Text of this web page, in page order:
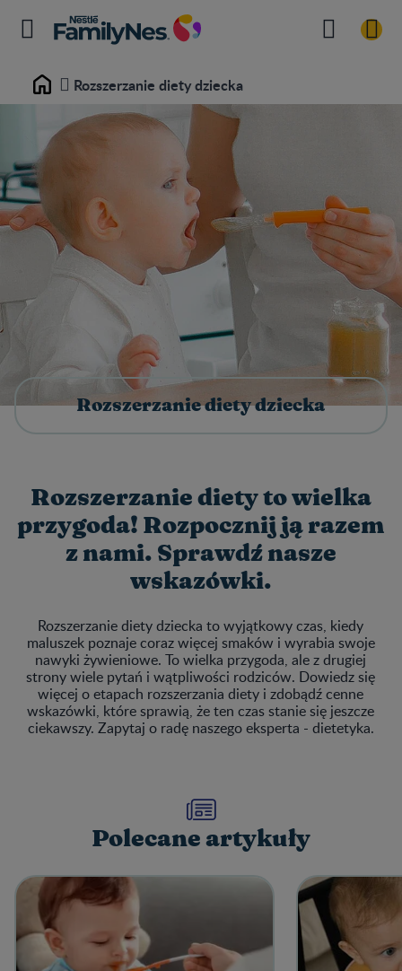
Home Rozszerzanie diety dziecka
Rozszerzanie diety dziecka
Rozszerzanie diety to wielka
przygoda! Rozpocznij ją razem
z nami. Sprawdź nasze
wskazówki.
Rozszerzanie diety dziecka to wyjątkowy czas, kiedy
maluszek poznaje coraz więcej smaków i wyrabia swoje
nawyki żywieniowe. To wielka przygoda, ale z drugiej
strony wiele pytań i wątpliwości rodziców. Dowiedz się
więcej o etapach rozszerzania diety i zdobądź cenne
wskazówki, które sprawią, że ten czas stanie się jeszcze
ciekawszy. Zapytaj o radę naszego eksperta - dietetyka.
Polecane artykuły